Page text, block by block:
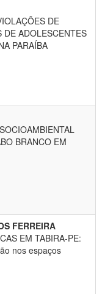
DE
DE ADOLESCENTES
PARAÍBA
BRANCO EM
FERREIRA
EM TABIRA-PE:
nos espaços